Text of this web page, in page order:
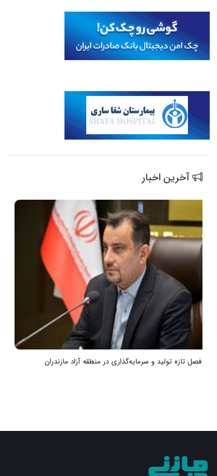
آخرین اخبار
آغاز فصل تازه تولید و سرمایه‌گذاری در منطقه آزاد مازندران